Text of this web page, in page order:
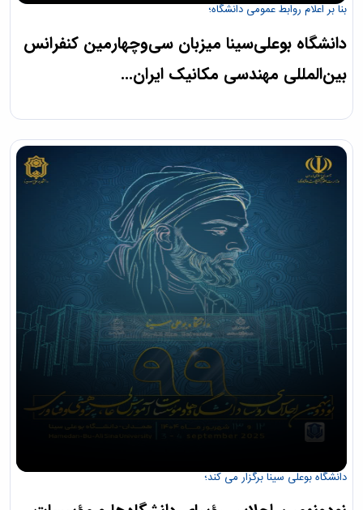
بنا بر اعلام روابط عمومی دانشگاه؛
دانشگاه بوعلی‌سینا میزبان سی‌وچهارمین کنفرانس
بین‌المللی مهندسی مکانیک ایران...
دانشگاه بوعلی سینا برگزار می کند؛